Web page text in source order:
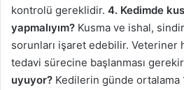
kontrolü gereklidir. 4. Kedimde
yapmalıyım? Kusma ve ishal,
sorunları işaret edebilir. Veteriner
tedavi sürecine başlanması
uyuyor? Kedilerin günde ortalama